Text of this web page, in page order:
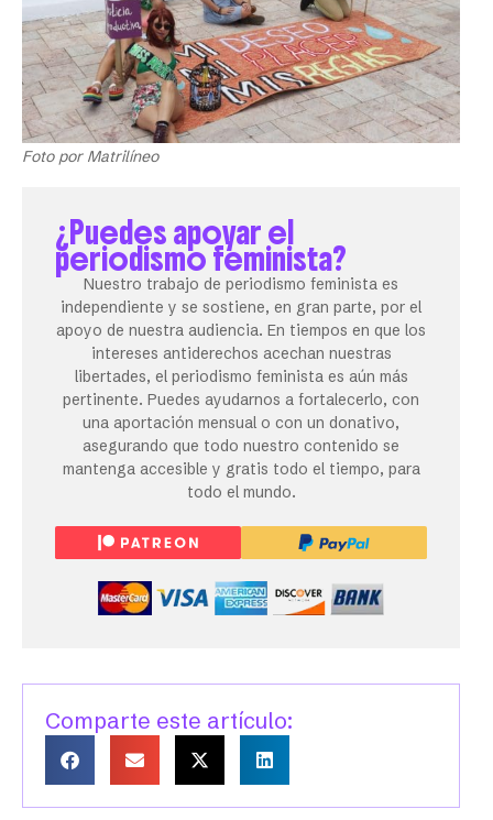
Foto por Matrilíneo
¿Puedes apoyar el
periodismo feminista?
Nuestro trabajo de periodismo feminista es
independiente y se sostiene, en gran parte, por el
apoyo de nuestra audiencia. En tiempos en que los
intereses antiderechos acechan nuestras
libertades, el periodismo feminista es aún más
pertinente. Puedes ayudarnos a fortalecerlo, con
una aportación mensual o con un donativo,
asegurando que todo nuestro contenido se
mantenga accesible y gratis todo el tiempo, para
todo el mundo.
Comparte este artículo: